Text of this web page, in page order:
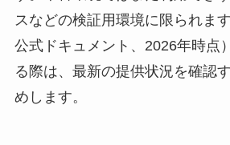
スなどの検証用環境に限られま
公式ドキュメント、2026年時点
る際は、最新の提供状況を確認
めします。